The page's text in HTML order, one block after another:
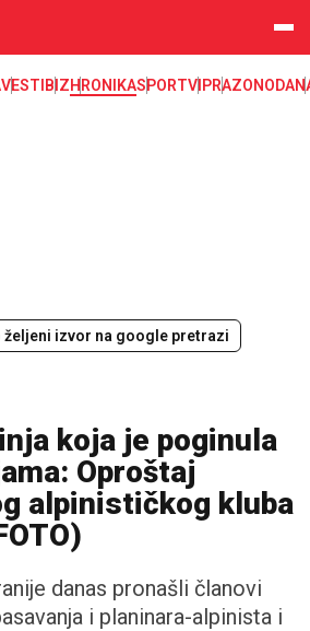
likvidacija, krađa, pljačka, hapšenje, policija,
VESTI BIZHRONIKASPORTVIPRAZONODA
željeni izvor na google pretrazi
koja je poginula
Oproštaj
alpinističkog kluba
danas pronašli članovi
i planinara-alpinista i